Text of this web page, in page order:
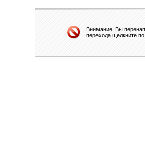
Внимание! Вы
перехода щелкните